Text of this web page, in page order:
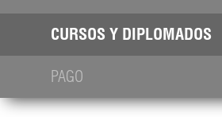
CURSOS Y DIPLOMADOS
PAGO